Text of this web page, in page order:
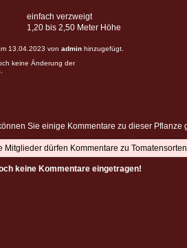
einfach verzweigt
1,20 bis 2,50 Meter Höhe
13.04.2023 von admin hinzugefügt.
keine Änderung der
Sie einige Kommentare zu dieser
Mitglieder dürfen Kommentare zu
keine Kommentare eingetragen!